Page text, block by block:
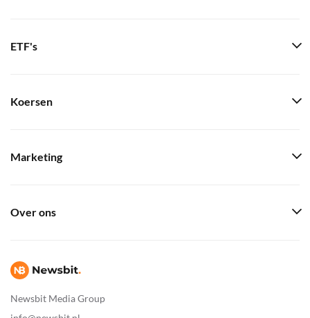
Newsbit Media Group
ETF's
Koersen
Marketing
Over ons